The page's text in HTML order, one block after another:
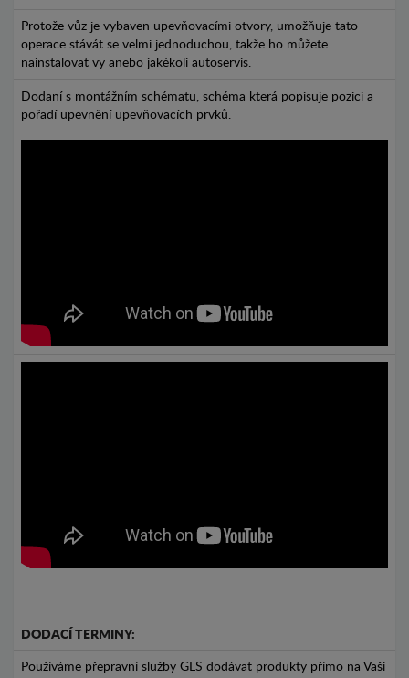
Protože vůz je vybaven upevňovacími otvory, umožňuje tato
operace stávát se velmi jednoduchou, takže ho můžete
nainstalovat vy anebo jakékoli autoservis.
Dodaní s montážním schématu, schéma která popisuje pozici a
pořadí upevnění upevňovacích prvků.
DODACÍ TERMINY:
Používáme přepravní služby GLS dodávat produkty přímo na Vaši